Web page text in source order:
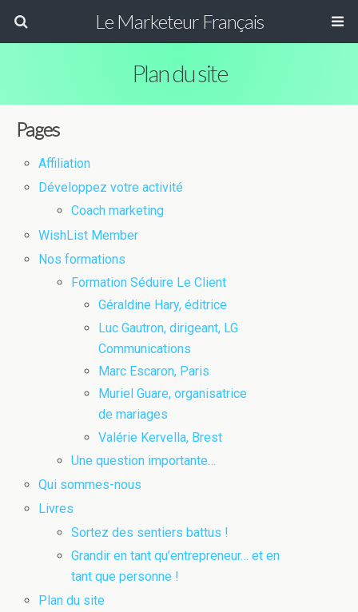
Le Marketeur Français
Plan du site
Pages
Affiliation
Développez votre activité
Coach marketing
WishList Member
Nos formations
Formation Séduire Le Client
Géraldine Hary, éditrice
Luc Gautron, dirigeant, LG
Communications
Marc Escaron, Paris
Muriel Guare, organisatrice
de mariages
Valérie Kervella, Brest
Une question importante…
Qui sommes-nous
Livres
Sortez des sentiers battus !
Grandir en tant qu’entrepreneur… et en
tant que personne !
Plan du site